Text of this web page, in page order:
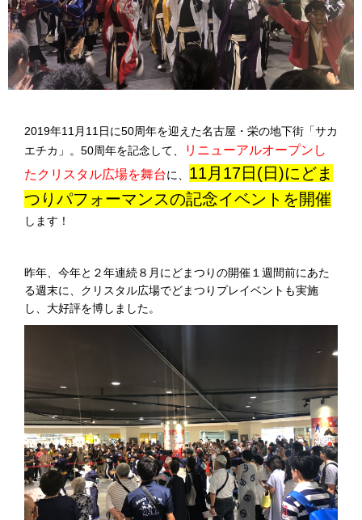
2019年11月11日に50周年を迎えた名古屋・栄の地下街「サカ
エチカ」。50周年を記念して、
リニューアルオープンし
たクリスタル広場を舞台に、 11月17日(日)にどま
つりパフォーマンスの記念イベントを開催
します！
昨年、今年と２年連続８月にどまつりの開催１週間前にあた
る週末に、クリスタル広場でどまつりプレイベントも実施
し、大好評を博しました。